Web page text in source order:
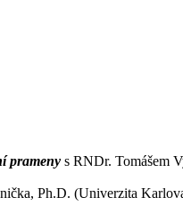
prameny s RNDr. Tomášem
Ph.D. (Univerzita